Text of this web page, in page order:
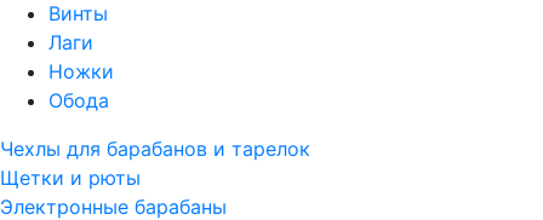
Винты
Лаги
Ножки
Обода
Чехлы для барабанов и тарелок
Щетки и рюты
Электронные барабаны